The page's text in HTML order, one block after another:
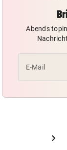
Abends
E-Mail
chevron_right